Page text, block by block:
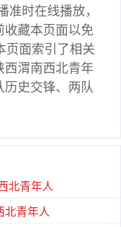
准时在线播放，
收藏本页面以免
页面索引了相关
西渭南西北青年
历史交锋、两队
北青年人
北青年人